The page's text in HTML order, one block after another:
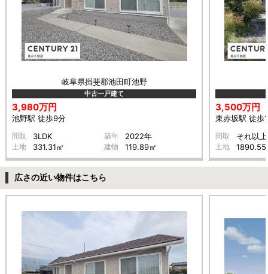
岐阜県揖斐郡池田町池野
中古一戸建て
3,980万円
池野駅 徒歩9分
間取 3LDK 築年 2022年
土地 331.31㎡ 建物 119.89㎡
3,500万円
東赤坂駅 徒歩
間取 それ以上
土地 1890.55
広さの近い物件はこちら